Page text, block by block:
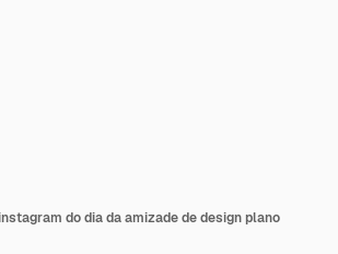
do dia da amizade de design plano